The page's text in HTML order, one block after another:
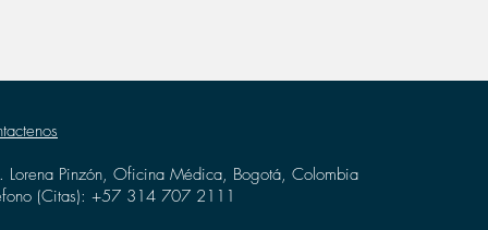
Lorena Pinzón, Oficina Médica, Bogotá, Colombia
(Citas): +57 314 707 2111